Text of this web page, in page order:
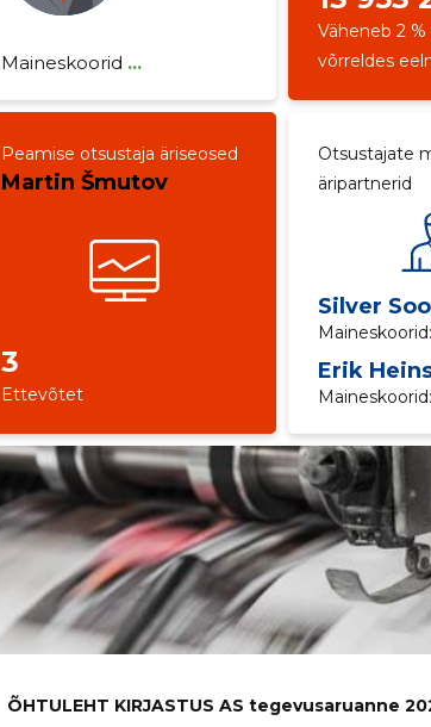
Maineskoorid ...
Väheneb 2 %
võrreldes
Peamise otsustaja äriseosed
Martin Šmutov
3
Ettevõtet
Otsustajate
äripartnerid
Silver
Maineskoorid:
Erik
Maineskoorid:
ÕHTULEHT KIRJASTUS AS tegevusaruanne